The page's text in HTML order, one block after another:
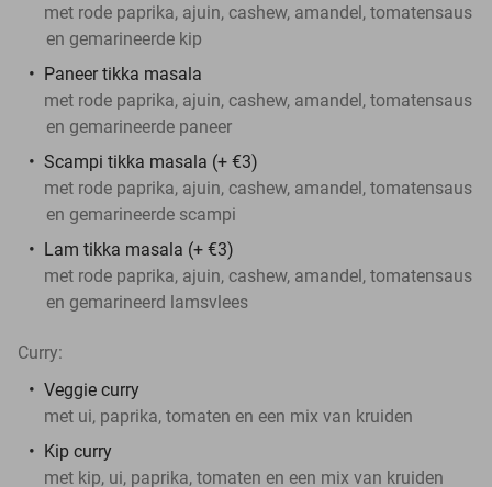
met rode paprika, ajuin, cashew, amandel, tomatensaus
en gemarineerde kip
Paneer tikka masala
met rode paprika, ajuin, cashew, amandel, tomatensaus
en gemarineerde paneer
Scampi tikka masala (+ €3)
met rode paprika, ajuin, cashew, amandel, tomatensaus
en gemarineerde scampi
Lam tikka masala (+ €3)
met rode paprika, ajuin, cashew, amandel, tomatensaus
en gemarineerd lamsvlees
Curry:
Veggie curry
met ui, paprika, tomaten en een mix van kruiden
Kip curry
met kip, ui, paprika, tomaten en een mix van kruiden